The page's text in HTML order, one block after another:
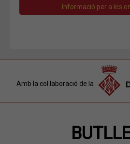
Informació per a les
Amb la col·laboració de la